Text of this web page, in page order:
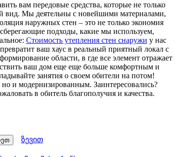
вам передовые средства, которые не только
вид. Мы деятельны с новейшими материалами,
наружных стен – это не только экономия
подходы, какие мы используем,
Стоимость утепления стен снаружи у нас
ваш хаус в реальный приятный локал с
области, в где все элемент отражает
ваш дом еще еще больше комфортным и
занятия о своем обители на потом!
и модернизированным. Заинтересовались?
в обитель благополучия и качества.
ზევით